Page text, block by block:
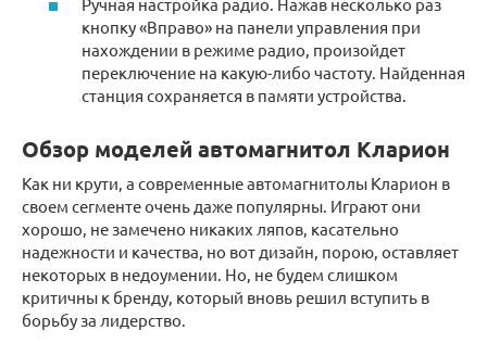
кнопку «Вправо» на панели управления при
нахождении в режиме радио, произойдет
переключение на какую-либо частоту. Найденная
станция сохраняется в памяти устройства.
Обзор моделей автомагнитол Кларион
Как ни крути, а современные автомагнитолы Кларион в
своем сегменте очень даже популярны. Играют они
хорошо, не замечено никаких ляпов, касательно
надежности и качества, но вот дизайн, порою, оставляет
некоторых в недоумении. Но, не будем слишком
критичны к бренду, который вновь решил вступить в
борьбу за лидерство.